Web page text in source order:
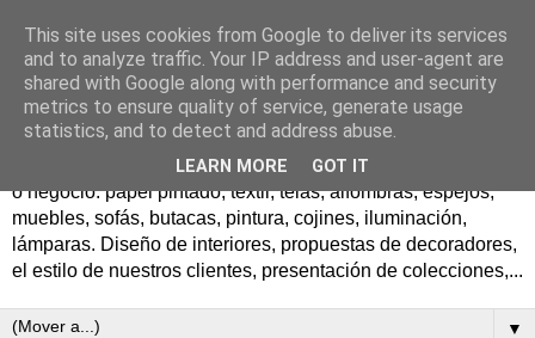
El blog de decoracion de
Laura Ashley
Todas las ideas para crear preciosos ambientes en tu hogar
o negocio: papel pintado, textil, telas, alfombras, espejos,
muebles, sofás, butacas, pintura, cojines, iluminación,
lámparas. Diseño de interiores, propuestas de decoradores,
el estilo de nuestros clientes, presentación de colecciones,...
▼
This site uses cookies from Google to deliver its services
and to analyze traffic. Your IP address and user-agent are
shared with Google along with performance and security
metrics to ensure quality of service, generate usage
statistics, and to detect and address abuse.
LEARN MORE GOT IT